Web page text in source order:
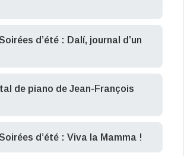
d’été : Dalí, journal d’un
de piano de Jean-François
d’été : Viva la Mamma !